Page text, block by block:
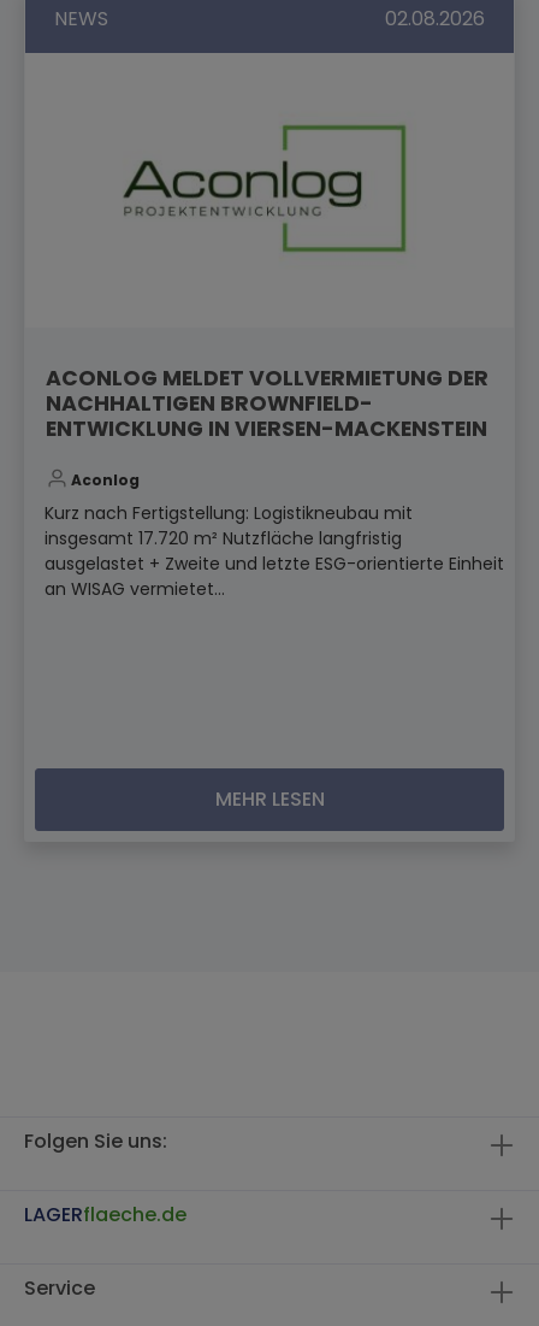
NEWS 02.08.2026
ACONLOG MELDET VOLLVERMIETUNG DER
NACHHALTIGEN BROWNFIELD-
ENTWICKLUNG IN VIERSEN-MACKENSTEIN
Aconlog
Kurz nach Fertigstellung: Logistikneubau mit
insgesamt 17.720 m² Nutzfläche langfristig
ausgelastet + Zweite und letzte ESG-orientierte Einheit
an WISAG vermietet...
MEHR LESEN
Folgen Sie uns:
LAGERflaeche.de
Service